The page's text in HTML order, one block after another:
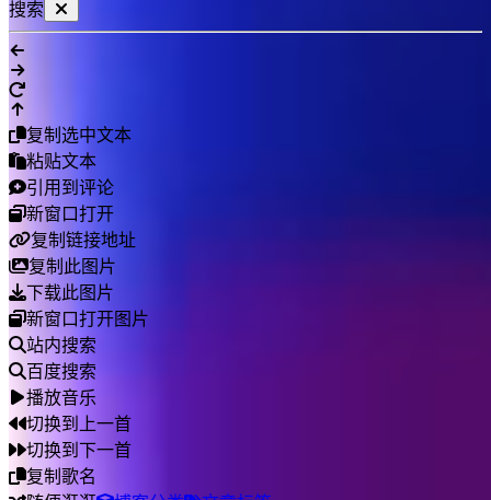
搜索
复制选中文本
粘贴文本
引用到评论
新窗口打开
复制链接地址
复制此图片
下载此图片
新窗口打开图片
站内搜索
百度搜索
播放音乐
切换到上一首
切换到下一首
复制歌名